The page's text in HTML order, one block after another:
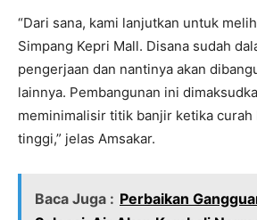
“Dari sana, kami lanjutkan untuk
Simpang Kepri Mall. Disana sudah
pengerjaan dan nantinya akan
lainnya. Pembangunan ini
meminimalisir titik banjir ketika curah
tinggi,” jelas Amsakar.
Baca Juga : Perbaikan